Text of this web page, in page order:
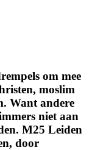
om mee
moslim
Want andere
niet aan
M25 Leiden
door